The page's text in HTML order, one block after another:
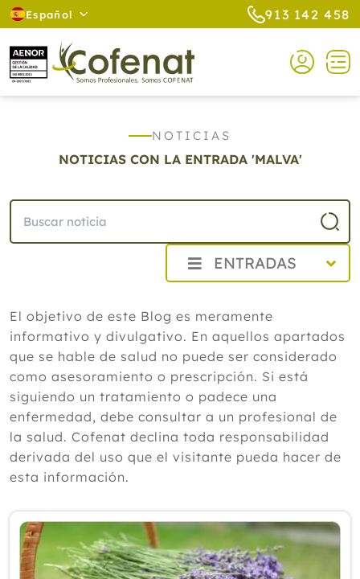
Español 913 142 458
NOTICIAS
NOTICIAS CON LA ENTRADA 'MALVA'
ENTRADAS
Agosto
Cistitis en verano: cinco remedios
naturales para aliviar los síntomas,
según un experto
Julio
Junio
Mayo
Marzo
Enero
2025
2024
El objetivo de este Blog es meramente
informativo y divulgativo. En aquellos apartados
que se hable de salud no puede ser considerado
como asesoramiento o prescripción. Si está
siguiendo un tratamiento o padece una
enfermedad, debe consultar a un profesional de
la salud. Cofenat declina toda responsabilidad
derivada del uso que el visitante pueda hacer de
esta información.